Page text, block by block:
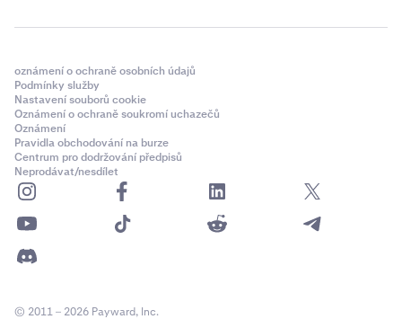
oznámení o ochraně osobních údajů
Podmínky služby
Nastavení souborů cookie
Oznámení o ochraně soukromí uchazečů
Oznámení
Pravidla obchodování na burze
Centrum pro dodržování předpisů
Neprodávat/nesdílet
© 2011 – 2026 Payward, Inc.